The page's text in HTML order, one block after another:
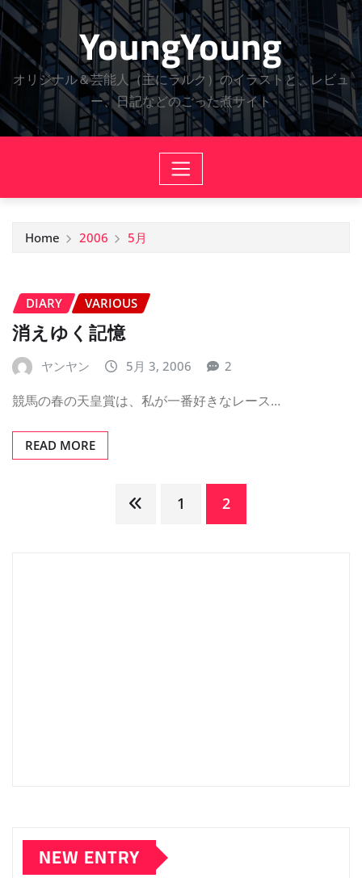
Skip
to
content
YoungYoung
オリジナル＆芸能人（主にラルク）のイラストと、レビュ
ー、日記などのごった煮サイト
Home 2006 5月
DIARY VARIOUS
消えゆく記憶
ヤンヤン 5月 3, 2006 2
競馬の春の天皇賞は、私が一番好きなレース…
READ MORE
り
1 2
NEW ENTRY